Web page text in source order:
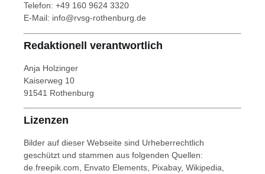
Telefon: +49 160 9624 3320
E-Mail: info@rvsg-rothenburg.de
Redaktionell verantwortlich
Anja Holzinger
Kaiserweg 10
91541 Rothenburg
Lizenzen
Bilder auf dieser Webseite sind Urheberrechtlich
geschützt und stammen aus folgenden Quellen:
de.freepik.com
Envato Elements Pixabay, Wikipedia